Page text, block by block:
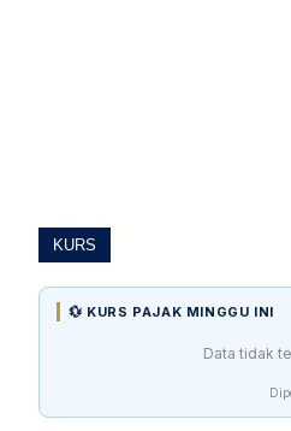
KURS
💱 KURS PAJAK MINGGU INI
Data tidak